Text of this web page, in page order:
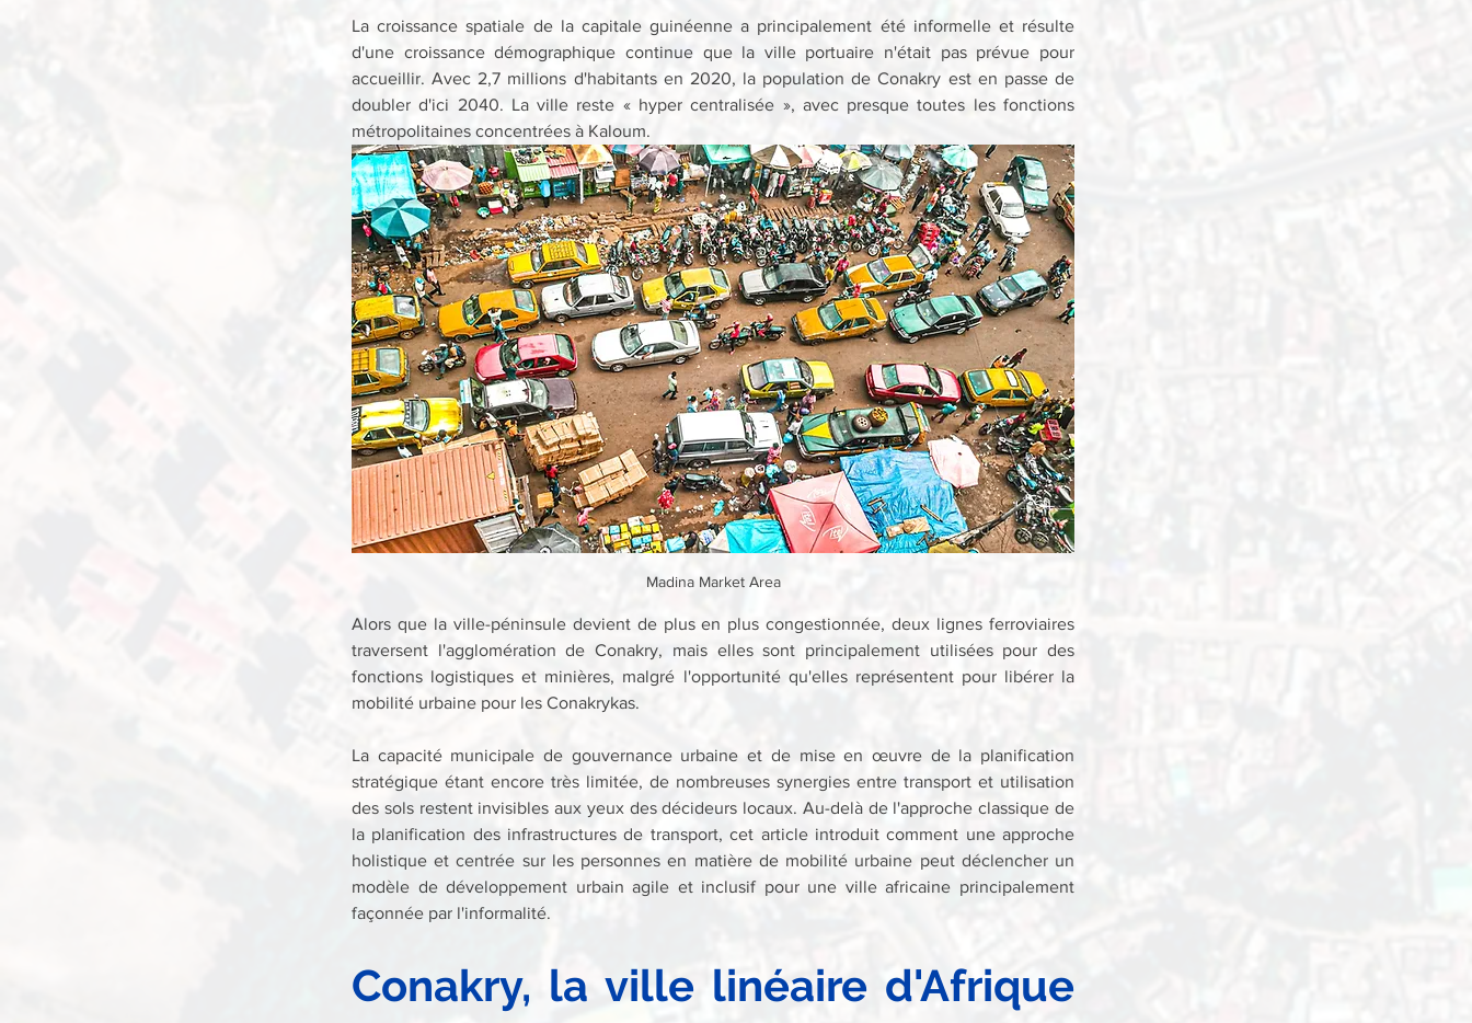
La croissance spatiale de la capitale guinéenne a principalement été informelle et résulte
d'une croissance démographique continue que la ville portuaire n'était pas prévue pour
accueillir. Avec 2,7 millions d'habitants en 2020, la population de Conakry est en passe de
doubler d'ici 2040. La ville reste « hyper centralisée », avec presque toutes les fonctions
métropolitaines concentrées à Kaloum.
Madina Market Area
Alors que la ville-péninsule devient de plus en plus congestionnée, deux lignes ferroviaires
traversent l'agglomération de Conakry, mais elles sont principalement utilisées pour des
fonctions logistiques et minières, malgré l'opportunité qu'elles représentent pour libérer la
mobilité urbaine pour les Conakrykas.
La capacité municipale de gouvernance urbaine et de mise en œuvre de la planification
stratégique étant encore très limitée, de nombreuses synergies entre transport et utilisation
des sols restent invisibles aux yeux des décideurs locaux. Au-delà de l'approche classique de
la planification des infrastructures de transport, cet article introduit comment une approche
holistique et centrée sur les personnes en matière de mobilité urbaine peut déclencher un
modèle de développement urbain agile et inclusif pour une ville africaine principalement
façonnée par l'informalité.
Conakry, la ville linéaire d'Afrique